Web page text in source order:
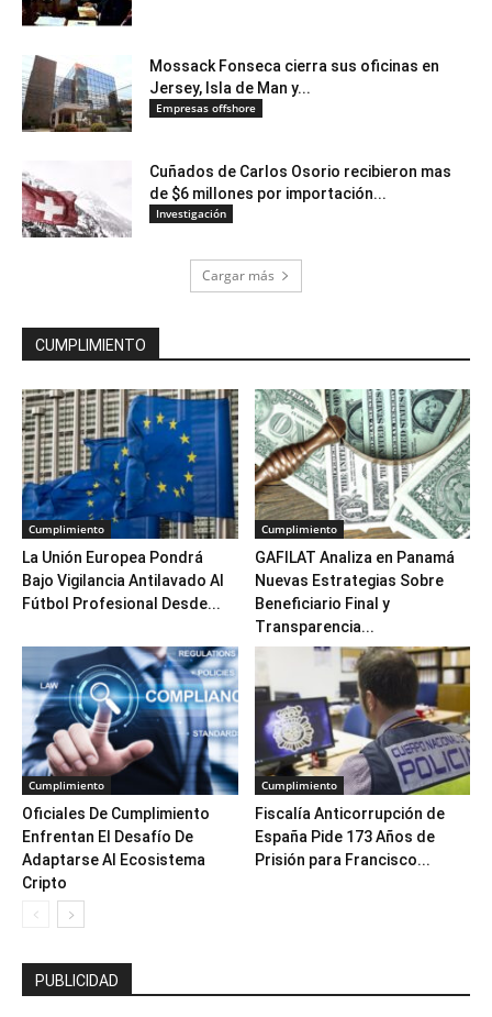
Mossack Fonseca cierra sus oficinas en
Jersey, Isla de Man y...
Empresas offshore
Cuñados de Carlos Osorio recibieron mas
de $6 millones por importación...
Investigación
Cargar más
CUMPLIMIENTO
Cumplimiento
La Unión Europea Pondrá
Bajo Vigilancia Antilavado Al
Fútbol Profesional Desde...
Cumplimiento
GAFILAT Analiza en Panamá
Nuevas Estrategias Sobre
Beneficiario Final y
Transparencia...
Cumplimiento
Oficiales De Cumplimiento
Enfrentan El Desafío De
Adaptarse Al Ecosistema
Cripto
Cumplimiento
Fiscalía Anticorrupción de
España Pide 173 Años de
Prisión para Francisco...
PUBLICIDAD